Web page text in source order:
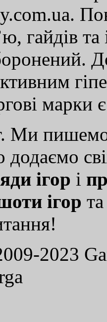
гайдів
марки
Ми
ігор і
ігор
2023